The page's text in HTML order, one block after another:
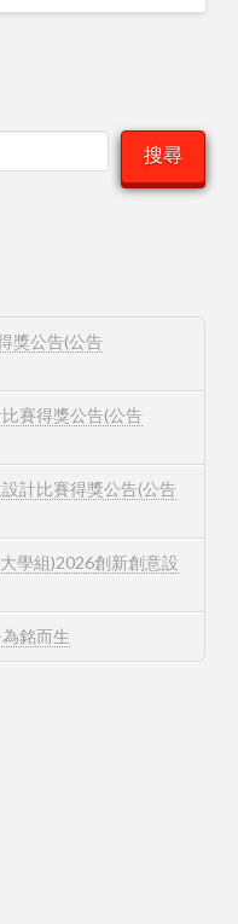
搜尋
獎公告(公告
賽得獎公告(公告
計比賽得獎公告(公告
學組)2026創新創意設
銘而生